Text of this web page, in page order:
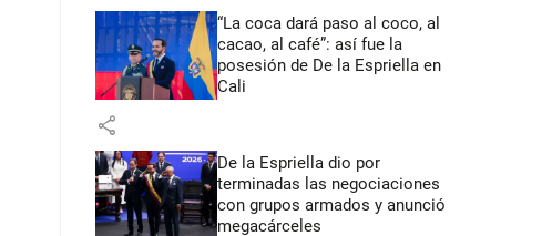
“La coca dará paso al coco, al
cacao, al café”: así fue la
posesión de De la Espriella en
Cali
share
De la Espriella dio por
terminadas las negociaciones
con grupos armados y anunció
megacárceles